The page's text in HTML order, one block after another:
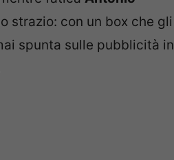
strazio: con un box che gli
spunta sulle pubblicità in